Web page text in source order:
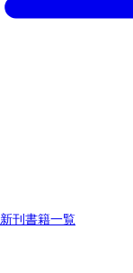
新刊書籍一覧